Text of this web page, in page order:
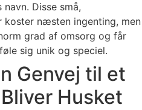
Disse små,
næsten ingenting, men
grad af omsorg og får
sig unik og speciel.
Genvej til et
Husket